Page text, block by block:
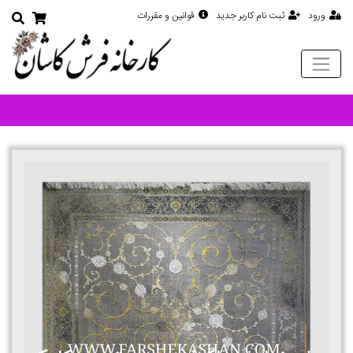
ورود ثبت نام کاربر جدید قوانین و مقررات